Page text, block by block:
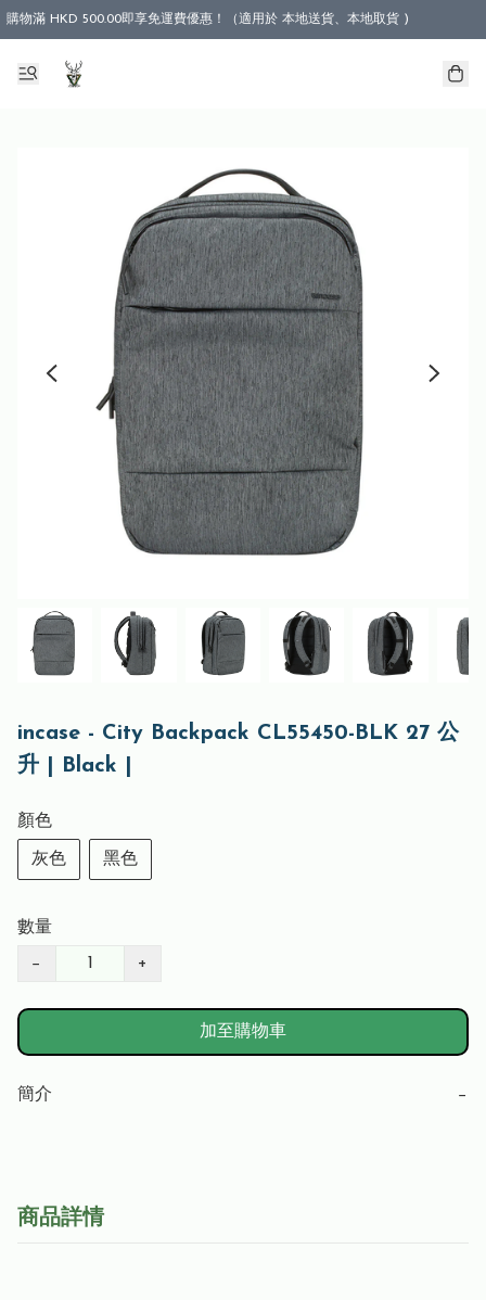
購物滿 HKD 500.00即享免運費優惠！（適用於 本地送貨、本地取貨 )
incase - City Backpack CL55450-BLK 27 公
升 | Black |
顏色
灰色 黑色
數量
− +
加至購物車
簡介 −
商品詳情